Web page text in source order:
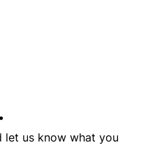
let us know what you